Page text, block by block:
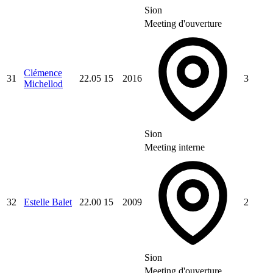
Sion
31
Clémence
Michellod
22.05 15 2016
Meeting d'ouverture
Sion
3
32 Estelle Balet 22.00 15 2009
Meeting interne
Sion
2
Meeting d'ouverture